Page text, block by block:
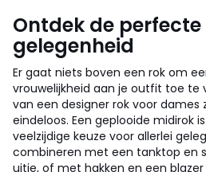
Ontdek de
gelegenheid
Er gaat niets boven een rok om
vrouwelijkheid aan je outfit toe te
van een designer rok voor dames
eindeloos. Een geplooide midirok
veelzijdige keuze voor allerlei
combineren met een tanktop en
uitje, of met hakken en een